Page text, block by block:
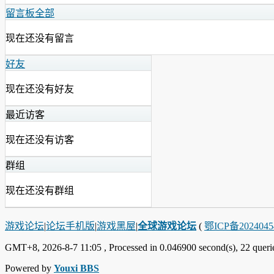
留言板全部
现在还没有留言
好友
现在还没有好友
最近访客
现在还没有访客
群组
现在还没有群组
游戏论坛|论坛手机版|游戏黑屋|全球游戏论坛 ( 鄂ICP备
GMT+8, 2026-8-7 11:05 , Processed in 0.046900 second(s), 22
Powered by Youxi BBS